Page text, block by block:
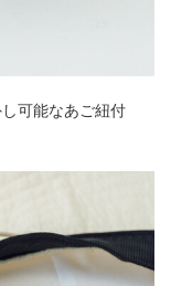
可能なあご紐付